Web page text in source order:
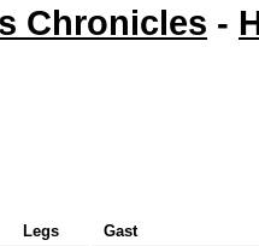
Chronicles -
Legs
Gast